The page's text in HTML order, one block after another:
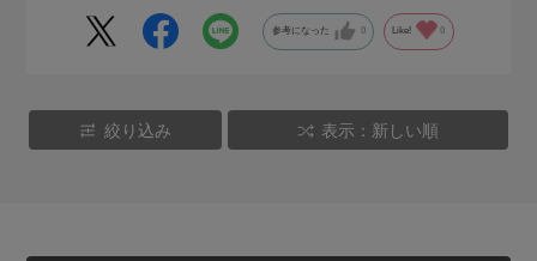
参考になった 0 Like! 0
絞り込み 表示：新しい順